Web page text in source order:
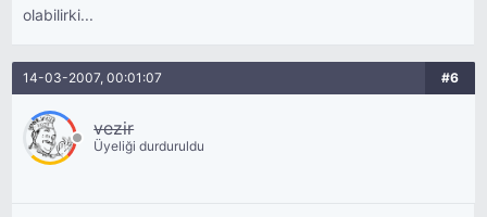
olabilirki...
14-03-2007, 00:01:07 #6
vezir
Üyeliği durduruldu